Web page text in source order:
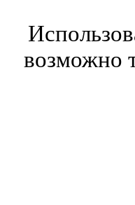
возможно